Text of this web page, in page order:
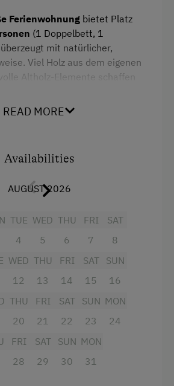
the Property
Tours
Ferienwohnung bietet Platz
(1 Doppelbett, 1
mit natürlicher,
Viel Holz aus dem eigenen
Altholz-Elemente schaffen
über eine voll
Dusche, WC, Handtücher und
Terrassegenießt du
READ MORE
Availabilities
AUGUST 2026
TUE
4
WED
5
THU
6
FRI
7
SAT
8
WED
12
THU
13
FRI
14
SAT
15
SUN
16
THU
20
FRI
21
SAT
22
SUN
23
MON
24
FRI
28
SAT
29
SUN
30
MON
31